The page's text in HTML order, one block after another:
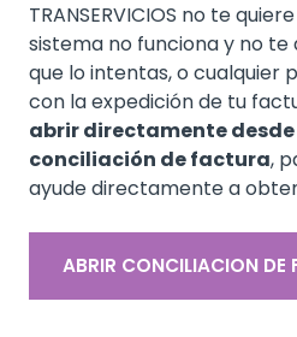
TRANSERVICIOS no te
sistema no funciona y no
que lo intentas, o cualquier
con la expedición de tu
abrir directamente desde
conciliación de factura,
ayude directamente a
ABRIR CONCILIACION DE